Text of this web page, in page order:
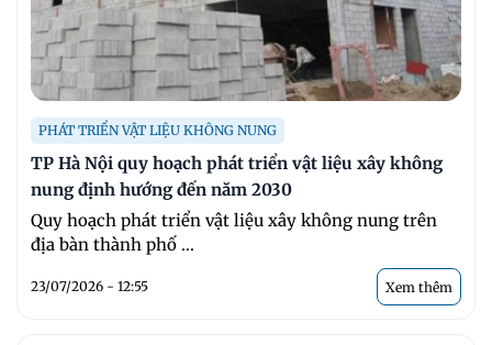
PHÁT TRIỂN VẬT LIỆU KHÔNG NUNG
TP Hà Nội quy hoạch phát triển vật liệu xây không
nung định hướng đến năm 2030
Quy hoạch phát triển vật liệu xây không nung trên
địa bàn thành phố ...
23/07/2026 - 12:55 Xem thêm